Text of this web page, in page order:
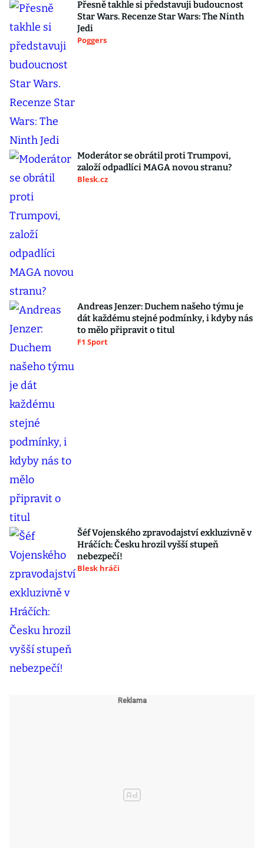
Přesně takhle si představuji budoucnost
Star Wars. Recenze Star Wars: The Ninth
Jedi
Poggers
Moderátor se obrátil proti Trumpovi,
založí odpadlíci MAGA novou stranu?
Blesk.cz
Andreas Jenzer: Duchem našeho týmu je
dát každému stejné podmínky, i kdyby nás
to mělo připravit o titul
F1 Sport
Šéf Vojenského zpravodajství exkluzivně v
Hráčích: Česku hrozil vyšší stupeň
nebezpečí!
Blesk hráči